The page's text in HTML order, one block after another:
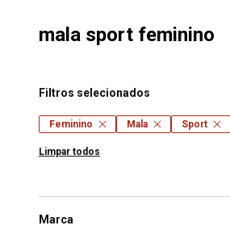
mala sport feminino
Filtros selecionados
Feminino Mala Sport
Limpar todos
Marca